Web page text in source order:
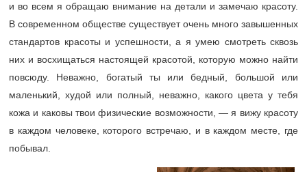
и во всем я обращаю внимание на детали и замечаю красоту.
В современном обществе существует очень много завышенных
стандартов красоты и успешности, а я умею смотреть сквозь
них и восхищаться настоящей красотой, которую можно найти
повсюду. Неважно, богатый ты или бедный, большой или
маленький, худой или полный, неважно, какого цвета у тебя
кожа и каковы твои физические возможности, — я вижу красоту
в каждом человеке, которого встречаю, и в каждом месте, где
побывал.